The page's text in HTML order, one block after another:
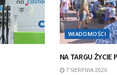
WIADOMOŚCI
NA TARGU ŻYCIE
7 SIERPNIA 2026